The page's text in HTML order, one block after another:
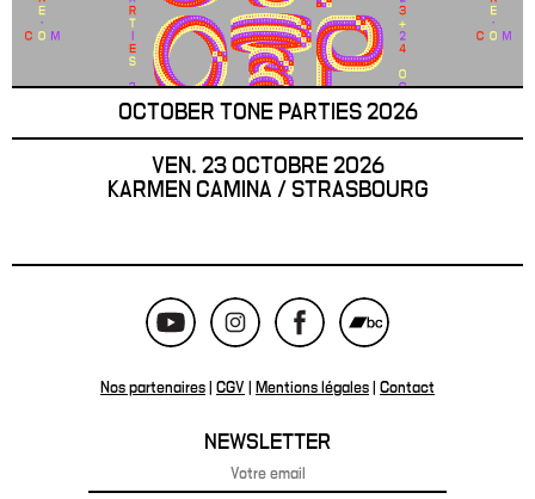
OCTOBER TONE PARTIES 2026
VEN. 23 OCTOBRE 2026
KARMEN CAMINA / STRASBOURG
Nos partenaires CGV Mentions légales Contact
NEWSLETTER